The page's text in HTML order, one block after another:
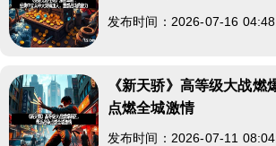
发布时间：2026-07-16
《新天骄》高等级大战燃
点燃全城激情
发布时间：2026-07-11